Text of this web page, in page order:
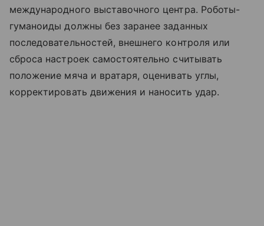
международного выставочного центра. Роботы-
гуманоиды должны без заранее заданных
последовательностей, внешнего контроля или
сброса настроек самостоятельно считывать
положение мяча и вратаря, оценивать углы,
корректировать движения и наносить удар.